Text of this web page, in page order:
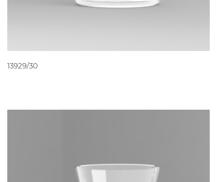
13929/30